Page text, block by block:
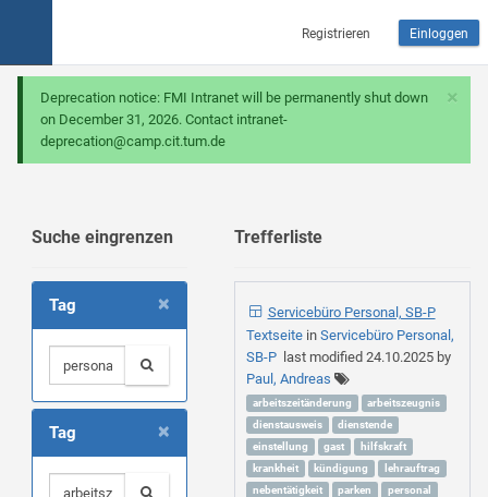
Registrieren Einloggen
×
Deprecation notice: FMI Intranet will be permanently shut down
on December 31, 2026. Contact intranet-
deprecation@camp.cit.tum.de
Suche eingrenzen
×
Tag
×
Tag
Trefferliste
Servicebüro Personal, SB-P
Textseite in Servicebüro Personal,
SB-Plast modified 24.10.2025by
Paul, Andreas
arbeitszeitänderung
arbeitszeugnis
dienstausweis
dienstende
einstellung
gast
hilfskraft
krankheit
kündigung
lehrauftrag
nebentätigkeit
parken
personal